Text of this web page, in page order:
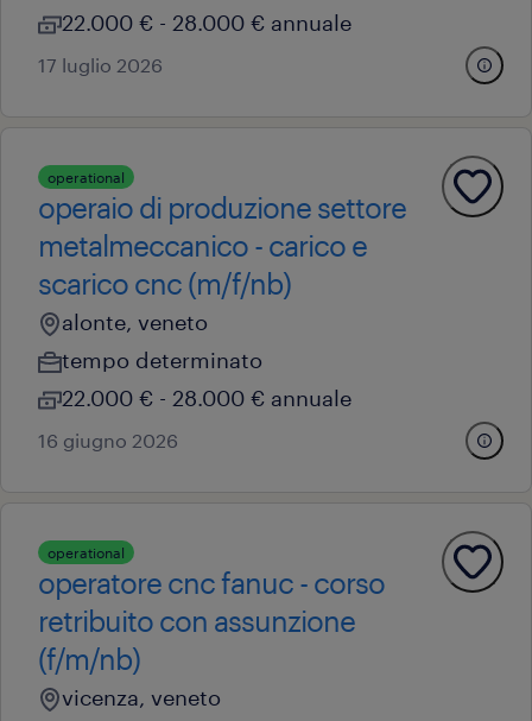
22.000 € - 28.000 € annuale
17 luglio 2026
operational
operaio di produzione settore
metalmeccanico - carico e
scarico cnc (m/f/nb)
alonte, veneto
tempo determinato
22.000 € - 28.000 € annuale
16 giugno 2026
operational
operatore cnc fanuc - corso
retribuito con assunzione
(f/m/nb)
vicenza, veneto